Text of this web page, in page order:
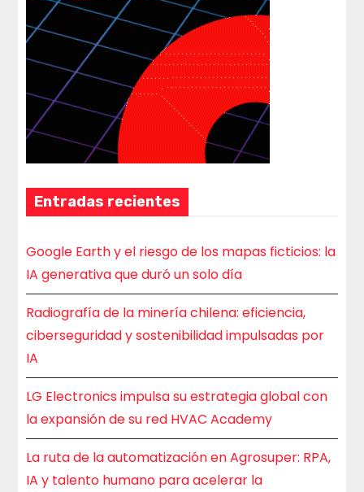
Entradas recientes
Google Earth y el riesgo de los mapas ficticios: la
IA generativa que duró un solo día
Radiografía de la minería chilena: eficiencia,
ciberseguridad y sostenibilidad impulsadas por
IA
LG Electronics impulsa su estrategia global con
la expansión de su red HVAC Academy
La ruta de la automatización en Agrosuper: RPA,
IA y talento humano para acelerar la